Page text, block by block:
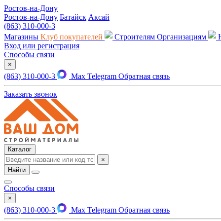
Ростов-на-Дону
Ростов-на-Дону Батайск Аксай
(863) 310-000-3
Магазины Клуб покупателей Строителям Организациям
Вход или регистрация
Способы связи
×
(863) 310-000-3 Max Telegram Обратная связь
Заказать звонок
Каталог
×
Найти
Способы связи
×
(863) 310-000-3 Max Telegram Обратная связь